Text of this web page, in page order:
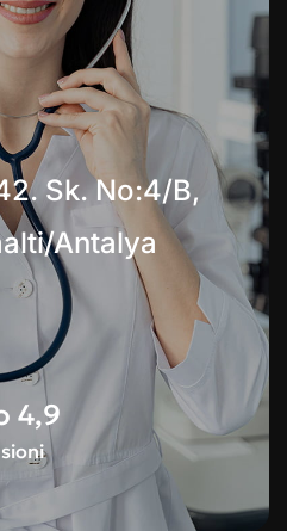
Sk. No:4/B,
Antalya
4,9